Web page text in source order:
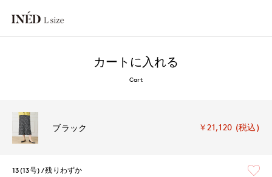
カートに入れる
Cart
ブラック ￥21,120 (税込)
13(13号) 残りわずか